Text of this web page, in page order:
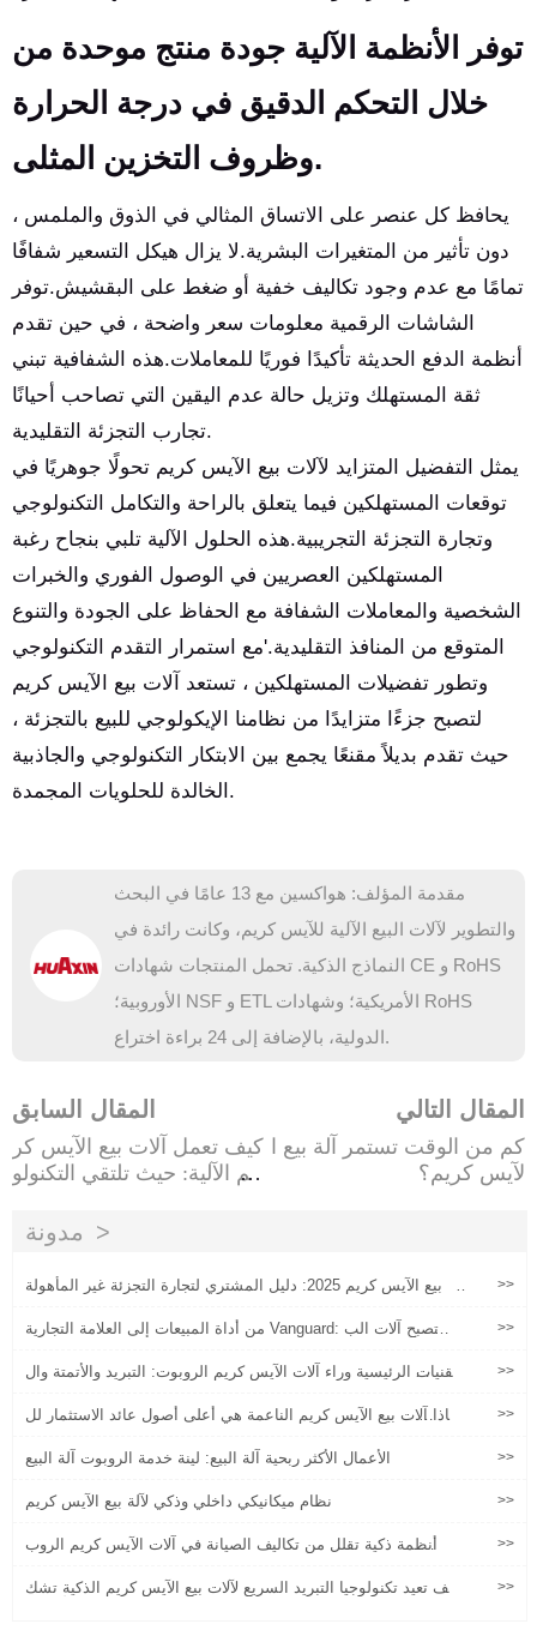
توفر الأنظمة الآلية جودة منتج موحدة من
خلال التحكم الدقيق في درجة الحرارة
وظروف التخزين المثلى.
يحافظ كل عنصر على الاتساق المثالي في الذوق والملمس ،
دون تأثير من المتغيرات البشرية.لا يزال هيكل التسعير شفافًا
تمامًا مع عدم وجود تكاليف خفية أو ضغط على البقشيش.توفر
الشاشات الرقمية معلومات سعر واضحة ، في حين تقدم
أنظمة الدفع الحديثة تأكيدًا فوريًا للمعاملات.هذه الشفافية تبني
ثقة المستهلك وتزيل حالة عدم اليقين التي تصاحب أحيانًا
تجارب التجزئة التقليدية.
يمثل التفضيل المتزايد لآلات بيع الآيس كريم تحولًا جوهريًا في
توقعات المستهلكين فيما يتعلق بالراحة والتكامل التكنولوجي
وتجارة التجزئة التجريبية.هذه الحلول الآلية تلبي بنجاح رغبة
المستهلكين العصريين في الوصول الفوري والخبرات
الشخصية والمعاملات الشفافة مع الحفاظ على الجودة والتنوع
المتوقع من المنافذ التقليدية.'مع استمرار التقدم التكنولوجي
وتطور تفضيلات المستهلكين ، تستعد آلات بيع الآيس كريم
لتصبح جزءًا متزايدًا من نظامنا الإيكولوجي للبيع بالتجزئة ،
حيث تقدم بديلاً مقنعًا يجمع بين الابتكار التكنولوجي والجاذبية
الخالدة للحلويات المجمدة.
مقدمة المؤلف: هواكسين مع 13 عامًا في البحث
والتطوير لآلات البيع الآلية للآيس كريم، وكانت رائدة في
النماذج الذكية. تحمل المنتجات شهادات CE و RoHS
الأوروبية؛ NSF و ETL الأمريكية؛ وشهادات RoHS
الدولية، بالإضافة إلى 24 براءة اختراع.
المقال السابق
كيف تعمل آلات بيع الآيس كر
يم الآلية: حيث تلتقي التكنولو
المقال التالي
كم من الوقت تستمر آلة بيع ا
لآيس كريم؟
مدونة
آلة بيع الآيس كريم 2025: دليل المشتري لتجارة التجزئة غير المأهولة
>>
من أداة المبيعات إلى العلامة التجارية Vanguard: كيف تصبح آلات الب
>>
التقنيات الرئيسية وراء آلات الآيس كريم الروبوت: التبريد والأتمتة وال
>>
لماذا آلات بيع الآيس كريم الناعمة هي أعلى أصول عائد الاستثمار لل
>>
الأعمال الأكثر ربحية آلة البيع: لينة خدمة الروبوت آلة البيع >>
نظام ميكانيكي داخلي وذكي لآلة بيع الآيس كريم >>
كيف أنظمة ذكية تقلل من تكاليف الصيانة في آلات الآيس كريم الروب
>>
كيف تعيد تكنولوجيا التبريد السريع لآلات بيع الآيس كريم الذكية تشك
>>